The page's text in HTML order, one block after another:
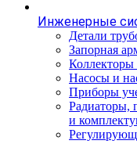
Инженерные
Детали
Запорная
Насосы и
Приборы
Радиаторы,
и